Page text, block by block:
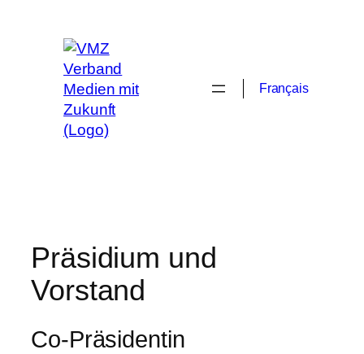
springen
Français
Präsidium und
Vorstand
Co-Präsidentin